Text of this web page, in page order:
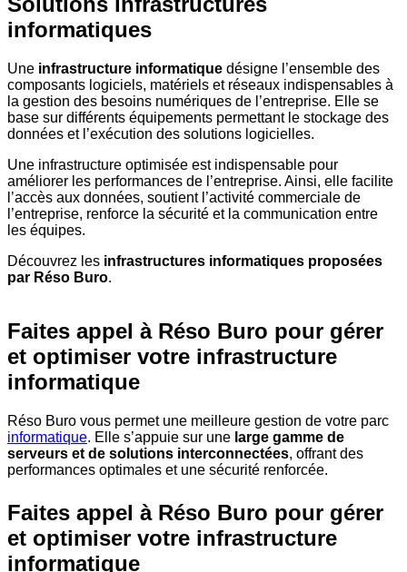
informatiques
Une infrastructure informatique désigne l’ensemble des
composants logiciels, matériels et réseaux indispensables à
la gestion des besoins numériques de l’entreprise. Elle se
base sur différents équipements permettant le stockage des
données et l’exécution des solutions logicielles.
Une infrastructure optimisée est indispensable pour
améliorer les performances de l’entreprise. Ainsi, elle facilite
l’accès aux données, soutient l’activité commerciale de
l’entreprise, renforce la sécurité et la communication entre
les équipes.
Découvrez les infrastructures informatiques proposées
par Réso Buro.
Faites appel à Réso Buro pour gérer
et optimiser votre infrastructure
informatique
Réso Buro vous permet une meilleure gestion de votre parc
informatique. Elle s’appuie sur une large gamme de
serveurs et de solutions interconnectées, offrant des
performances optimales et une sécurité renforcée.
Faites appel à Réso Buro pour gérer
et optimiser votre infrastructure
informatique